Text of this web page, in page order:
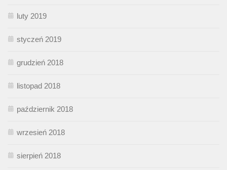
luty 2019
styczeń 2019
grudzień 2018
listopad 2018
październik 2018
wrzesień 2018
sierpień 2018